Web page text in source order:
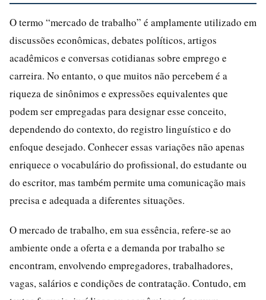
O termo “mercado de trabalho” é amplamente utilizado em
discussões econômicas, debates políticos, artigos
acadêmicos e conversas cotidianas sobre emprego e
carreira. No entanto, o que muitos não percebem é a
riqueza de sinônimos e expressões equivalentes que
podem ser empregadas para designar esse conceito,
dependendo do contexto, do registro linguístico e do
enfoque desejado. Conhecer essas variações não apenas
enriquece o vocabulário do profissional, do estudante ou
do escritor, mas também permite uma comunicação mais
precisa e adequada a diferentes situações.
O mercado de trabalho, em sua essência, refere-se ao
ambiente onde a oferta e a demanda por trabalho se
encontram, envolvendo empregadores, trabalhadores,
vagas, salários e condições de contratação. Contudo, em